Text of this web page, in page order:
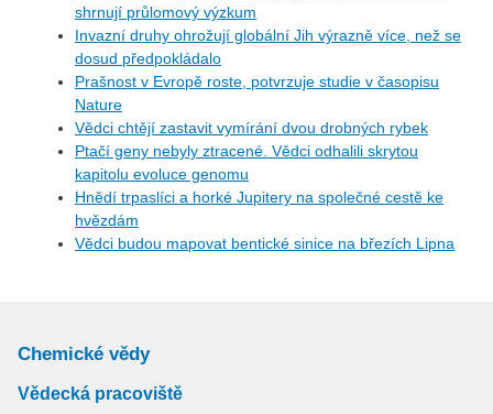
shrnují průlomový výzkum
Invazní druhy ohrožují globální Jih výrazně více, než se
dosud předpokládalo
Prašnost v Evropě roste, potvrzuje studie v časopisu
Nature
Vědci chtějí zastavit vymírání dvou drobných rybek
Ptačí geny nebyly ztracené. Vědci odhalili skrytou
kapitolu evoluce genomu
Hnědí trpaslíci a horké Jupitery na společné cestě ke
hvězdám
Vědci budou mapovat bentické sinice na březích Lipna
Chemické vědy
Vědecká pracoviště